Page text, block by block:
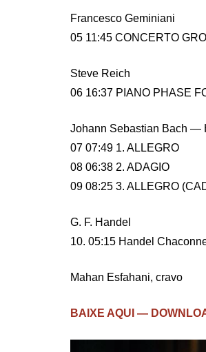
Francesco Geminiani
05 11:45 CONCERTO
Steve Reich
06 16:37 PIANO PHASE
Johann Sebastian Bach —
07 07:49 1. ALLEGRO
08 06:38 2. ADAGIO
09 08:25 3. ALLEGRO
G. F. Handel
10. 05:15 Handel
Mahan Esfahani, cravo
BAIXE AQUI —